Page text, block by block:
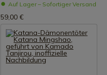
Auf Lager – Sofortiger Versand
59,00 €